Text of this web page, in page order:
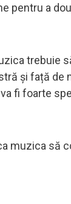
pentru a
trebuie
și față de
fi foarte
muzica să